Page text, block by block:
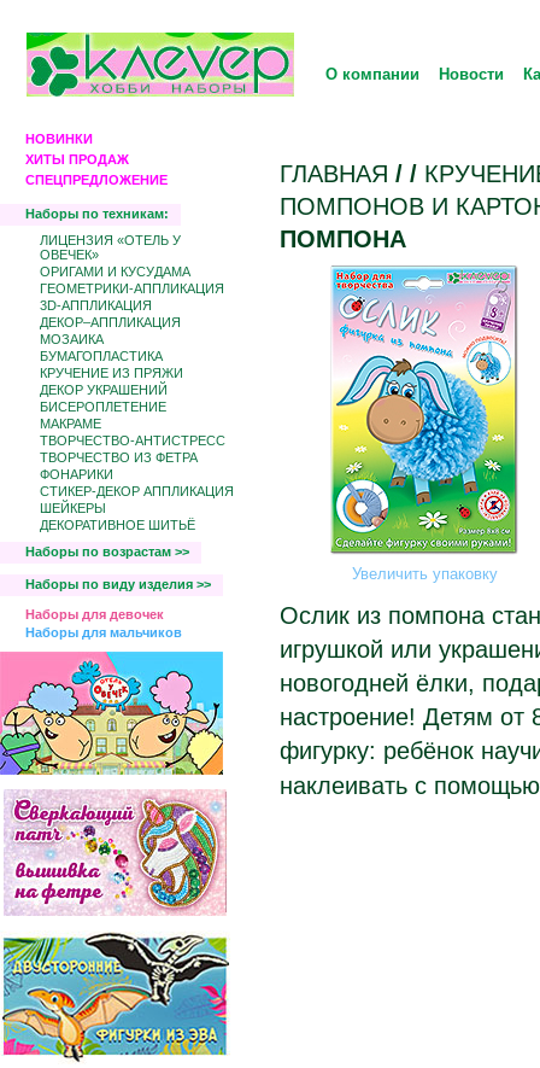
О компании Новости
НОВИНКИ
ХИТЫ ПРОДАЖ
СПЕЦПРЕДЛОЖЕНИЕ
Наборы по техникам:
ЛИЦЕНЗИЯ «ОТЕЛЬ У
ОВЕЧЕК»
ОРИГАМИ И КУСУДАМА
ГЕОМЕТРИКИ-АППЛИКАЦИЯ
3D-АППЛИКАЦИЯ
ДЕКОР–АППЛИКАЦИЯ
МОЗАИКА
БУМАГОПЛАСТИКА
КРУЧЕНИЕ ИЗ ПРЯЖИ
ДЕКОР УКРАШЕНИЙ
БИCЕРОПЛЕТЕНИЕ
МАКРАМЕ
ТВОРЧЕСТВО-АНТИСТРЕСС
ТВОРЧЕСТВО ИЗ ФЕТРА
ФОНАРИКИ
СТИКЕР-ДЕКОР АППЛИКАЦИЯ
ШЕЙКЕРЫ
ДЕКОРАТИВНОЕ ШИТЬЁ
Наборы по возрастам >>
Наборы по виду изделия >>
Наборы для девочек
Наборы для мальчиков
ГЛАВНАЯ / /
ПОМПОНОВ И
ПОМПОНА
Увеличить упаковку
Ослик из помпона
игрушкой или
новогодней ёлки,
настроение! Детям от
фигурку: ребёнок
наклеивать с